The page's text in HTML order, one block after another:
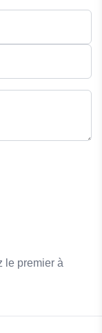
le premier à